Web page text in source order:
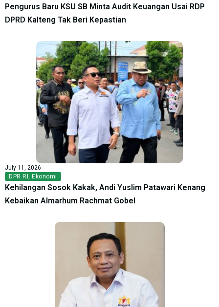
Pengurus Baru KSU SB Minta Audit Keuangan Usai RDP
DPRD Kalteng Tak Beri Kepastian
July 11, 2026
DPR RI, Ekonomi
Kehilangan Sosok Kakak, Andi Yuslim Patawari Kenang
Kebaikan Almarhum Rachmat Gobel